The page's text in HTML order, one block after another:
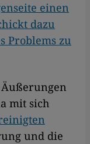
einen
dazu
Problems zu
mit sich
und die